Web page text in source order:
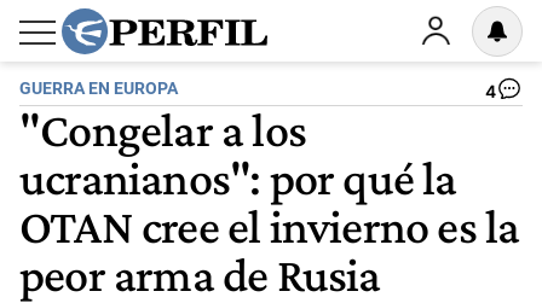
GUERRA EN EUROPA 4
"Congelar a los
ucranianos": por qué la
OTAN cree el invierno es la
peor arma de Rusia